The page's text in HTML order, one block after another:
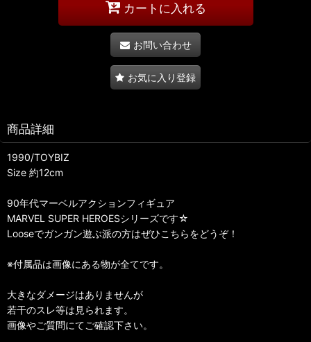
カートに入れる
お問い合わせ
お気に入り登録
商品詳細
1990/TOYBIZ
Size 約12cm
90年代マーベルアクションフィギュア
MARVEL SUPER HEROESシリーズです☆
Looseでガンガン遊ぶ派の方はぜひこちらをどうぞ！
※付属品は画像にある物が全てです。
大きなダメージはありませんが
若干のスレ等は見られます。
画像やご質問にてご確認下さい。